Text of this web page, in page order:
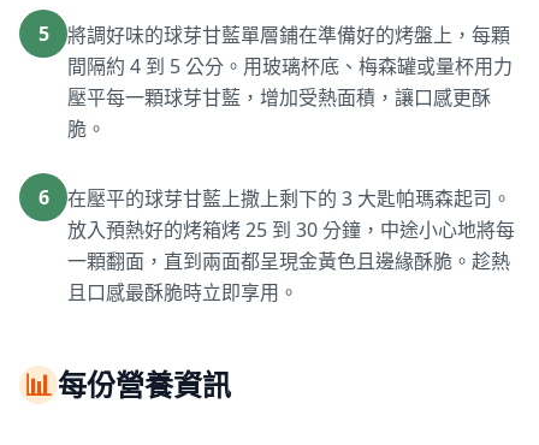
5
將調好味的球芽甘藍單層鋪在準備好的烤盤上，每顆
間隔約 4 到 5 公分。用玻璃杯底、梅森罐或量杯用力
壓平每一顆球芽甘藍，增加受熱面積，讓口感更酥
脆。
6
在壓平的球芽甘藍上撒上剩下的 3 大匙帕瑪森起司。
放入預熱好的烤箱烤 25 到 30 分鐘，中途小心地將每
一顆翻面，直到兩面都呈現金黃色且邊緣酥脆。趁熱
且口感最酥脆時立即享用。
📊每份營養資訊